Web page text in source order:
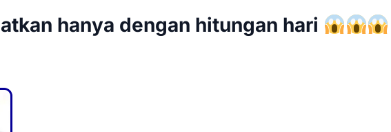
hanya dengan hitungan hari